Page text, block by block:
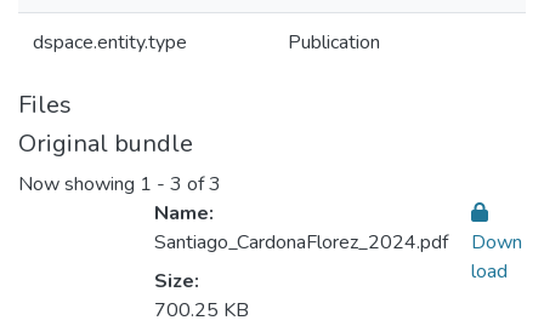
dspace.entity.type Publication
Files
Original bundle
Now showing 1 - 3 of 3
Name:
Santiago_CardonaFlorez_2024.pdf
Size:
700.25 KB
Down
load